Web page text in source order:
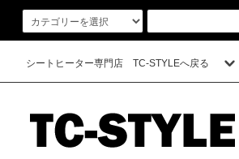
シートヒーター専門店 TC-STYLEへ戻る